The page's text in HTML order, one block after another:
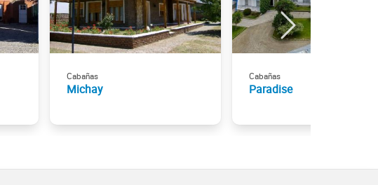
Cabañas
Michay
Cabañas
Paradise